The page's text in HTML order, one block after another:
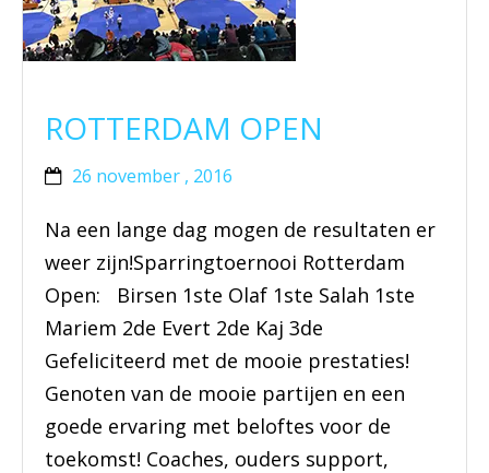
TAEKWONDO
CONTACT
PRAKTISCHE ZELFVERDEDIGINGSCURSUS
ROTTERDAM OPEN
26 november , 2016
Na een lange dag mogen de resultaten er
weer zijn!Sparringtoernooi Rotterdam
Open: Birsen 1ste Olaf 1ste Salah 1ste
Mariem 2de Evert 2de Kaj 3de
Gefeliciteerd met de mooie prestaties!
Genoten van de mooie partijen en een
goede ervaring met beloftes voor de
toekomst! Coaches, ouders support,